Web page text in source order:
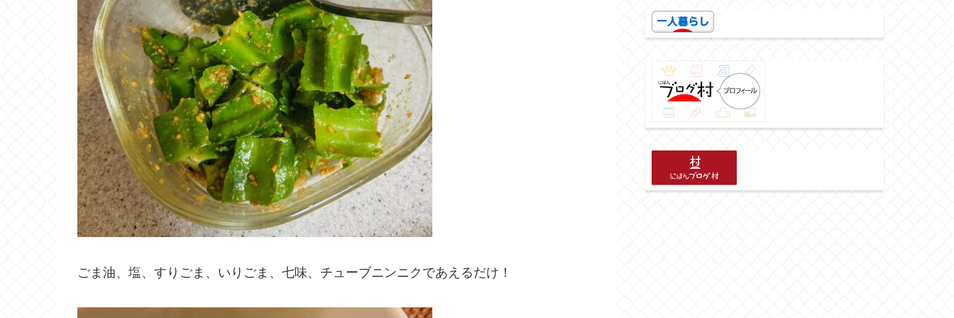
ごま油、塩、すりごま、いりごま、七味、チューブニンニクであえるだけ！